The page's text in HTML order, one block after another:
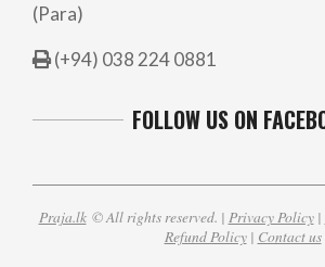
(Para)
(+94) 038 224 0881
FOLLOW US ON
Praja.lk© All rights reserved. | Privacy Policy|
Refund Policy| Contact us